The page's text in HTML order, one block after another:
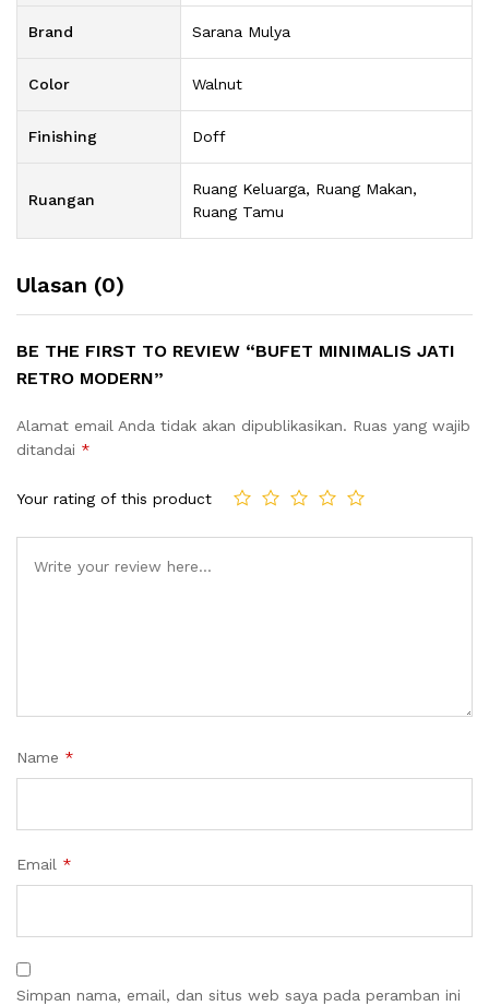
Brand Sarana Mulya
Color Walnut
Finishing Doff
Ruangan
Ruang Keluarga, Ruang Makan,
Ruang Tamu
Ulasan (0)
BE THE FIRST TO REVIEW “BUFET MINIMALIS JATI
RETRO MODERN”
Alamat email Anda tidak akan dipublikasikan. Ruas yang wajib
ditandai *
Your rating of this product
Name *
Email *
Simpan nama, email, dan situs web saya pada peramban ini